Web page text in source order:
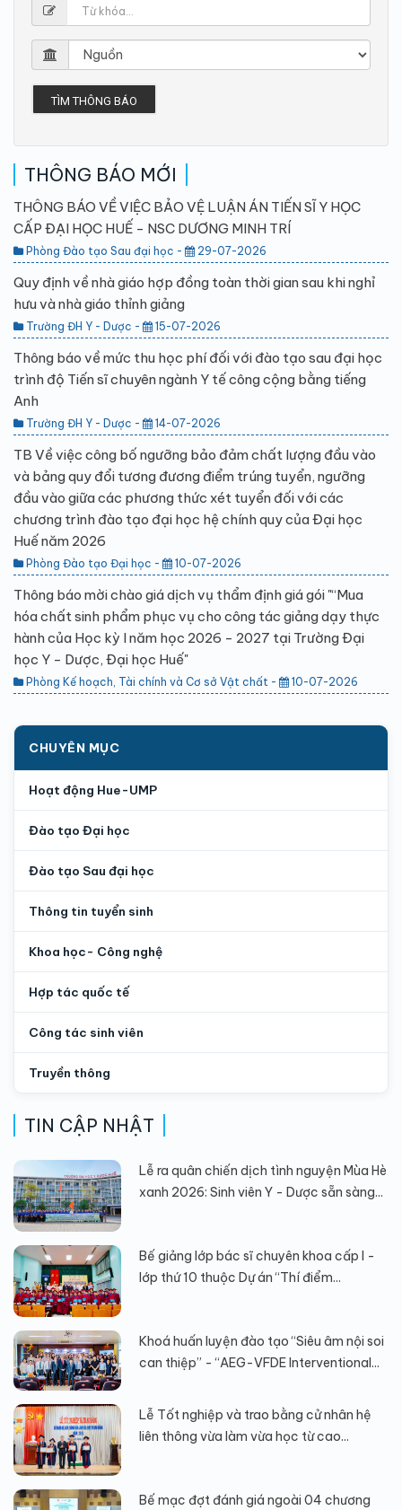
TÌM THÔNG BÁO
THÔNG BÁO MỚI
THÔNG BÁO VỀ VIỆC BẢO VỆ LUẬN ÁN TIẾN SĨ Y HỌC
CẤP ĐẠI HỌC HUẾ - NSC DƯƠNG MINH TRÍ
Phòng Đào tạo Sau đại học - 29-07-2026
Quy định về nhà giáo hợp đồng toàn thời gian sau khi nghỉ
hưu và nhà giáo thỉnh giảng
Trường ĐH Y - Dược - 15-07-2026
Thông báo về mức thu học phí đối với đào tạo sau đại học
trình độ Tiến sĩ chuyên ngành Y tế công cộng bằng tiếng
Anh
Trường ĐH Y - Dược - 14-07-2026
TB Về việc công bố ngưỡng bảo đảm chất lượng đầu vào
và bảng quy đổi tương đương điểm trúng tuyển, ngưỡng
đầu vào giữa các phương thức xét tuyển đối với các
chương trình đào tạo đại học hệ chính quy của Đại học
Huế năm 2026
Phòng Đào tạo Đại học - 10-07-2026
Thông báo mời chào giá dịch vụ thẩm định giá gói "“Mua
hóa chất sinh phẩm phục vụ cho công tác giảng dạy thực
hành của Học kỳ I năm học 2026 - 2027 tại Trường Đại
học Y - Dược, Đại học Huế"
Phòng Kế hoạch, Tài chính và Cơ sở Vật chất - 10-07-2026
CHUYÊN MỤC
Hoạt động Hue-UMP
Đào tạo Đại học
Đào tạo Sau đại học
Thông tin tuyển sinh
Khoa học- Công nghệ
Hợp tác quốc tế
Công tác sinh viên
Truyền thông
TIN CẬP NHẬT
Lễ ra quân chiến dịch tình nguyện Mùa Hè
xanh 2026: Sinh viên Y - Dược sẵn sàng...
Bế giảng lớp bác sĩ chuyên khoa cấp I -
lớp thứ 10 thuộc Dự án “Thí điểm...
Khoá huấn luyện đào tạo “Siêu âm nội soi
can thiệp” - “AEG-VFDE Interventional...
Lễ Tốt nghiệp và trao bằng cử nhân hệ
liên thông vừa làm vừa học từ cao...
Bế mạc đợt đánh giá ngoài 04 chương